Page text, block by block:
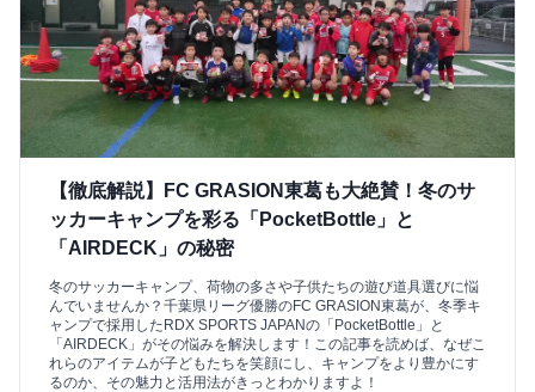
【徹底解説】FC GRASION東葛も大絶賛！冬のサ
ッカーキャンプを彩る「PocketBottle」と
「AIRDECK」の秘密
冬のサッカーキャンプ、荷物の多さや子供たちの遊び道具選びに悩
んでいませんか？千葉県リーグ優勝のFC GRASION東葛が、冬季キ
ャンプで採用したRDX SPORTS JAPANの「PocketBottle」と
「AIRDECK」がその悩みを解決します！この記事を読めば、なぜこ
れらのアイテムが子どもたちを笑顔にし、キャンプをより豊かにす
るのか、その魅力と活用法がきっとわかりますよ！